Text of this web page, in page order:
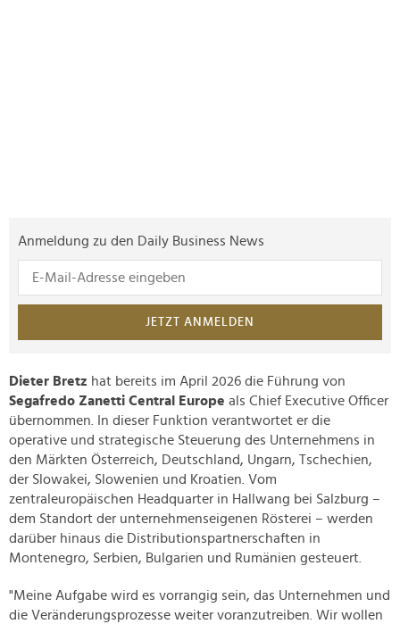
Anmeldung zu den Daily Business News
JETZT ANMELDEN
Dieter Bretz hat bereits im April 2026 die Führung von
Segafredo Zanetti Central Europe als Chief Executive Officer
übernommen. In dieser Funktion verantwortet er die
operative und strategische Steuerung des Unternehmens in
den Märkten Österreich, Deutschland, Ungarn, Tschechien,
der Slowakei, Slowenien und Kroatien. Vom
zentraleuropäischen Headquarter in Hallwang bei Salzburg –
dem Standort der unternehmenseigenen Rösterei – werden
darüber hinaus die Distributionspartnerschaften in
Montenegro, Serbien, Bulgarien und Rumänien gesteuert.
"Meine Aufgabe wird es vorrangig sein, das Unternehmen und
die Veränderungsprozesse weiter voranzutreiben. Wir wollen